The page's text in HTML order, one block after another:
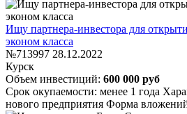
Ищу партнера-инвестора для
эконом класса
№713997 28.12.2022
Курск
Объем инвестиций: 600 000 руб
Срок окупаемости: менее 1 года
нового предприятия Форма